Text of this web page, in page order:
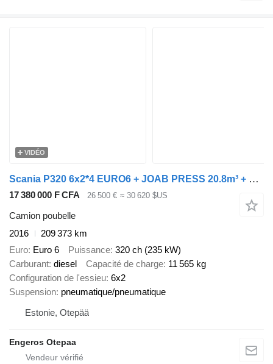
VIDÉO
Scania P320 6x2*4 EURO6 + JOAB PRESS 20.8m³ + WINCH
17 380 000 F CFA 26 500 € ≈ 30 620 $US
Camion poubelle
2016
209 373 km
Euro Euro 6 Puissance 320 ch (235 kW)
Carburant diesel Capacité de charge 11 565 kg
Configuration de l'essieu 6x2
Suspension pneumatique/pneumatique
Estonie, Otepää
Engeros Otepaa